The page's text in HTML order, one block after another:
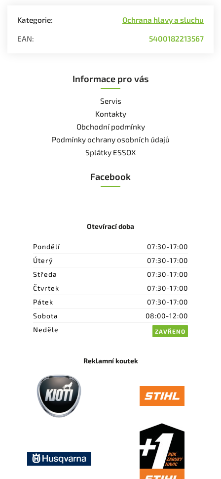
Kategorie: Ochrana hlavy a sluchu
EAN: 5400182213567
Informace pro vás
Servis
Kontakty
Obchodní podmínky
Podmínky ochrany osobních údajů
Splátky ESSOX
Facebook
Otevírací doba
Pondělí
07:30-17:00
Úterý
07:30-17:00
Středa
07:30-17:00
Čtvrtek
07:30-17:00
Pátek
07:30-17:00
Sobota
08:00-12:00
Neděle
ZAVŘENO
Reklamní koutek